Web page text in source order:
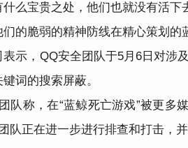
么宝贵之处，他们也就没有活下
们的脆弱的精神防线在精心策划的
表示，QQ安全团队于5月6日对涉
词的搜索屏蔽。
队称，在“蓝鲸死亡游戏”被更多
队正在进一步进行排查和打击，